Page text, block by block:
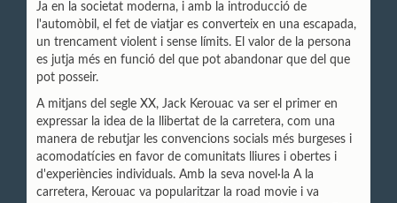
Ja en la societat moderna, i amb la introducció de
l'automòbil, el fet de viatjar es converteix en una escapada,
un trencament violent i sense límits. El valor de la persona
es jutja més en funció del que pot abandonar que del que
pot posseir.
A mitjans del segle XX, Jack Kerouac va ser el primer en
expressar la idea de la llibertat de la carretera, com una
manera de rebutjar les convencions socials més burgeses i
acomodatícies en favor de comunitats lliures i obertes i
d'experiències individuals. Amb la seva novel·la A la
carretera, Kerouac va popularitzar la road movie i va